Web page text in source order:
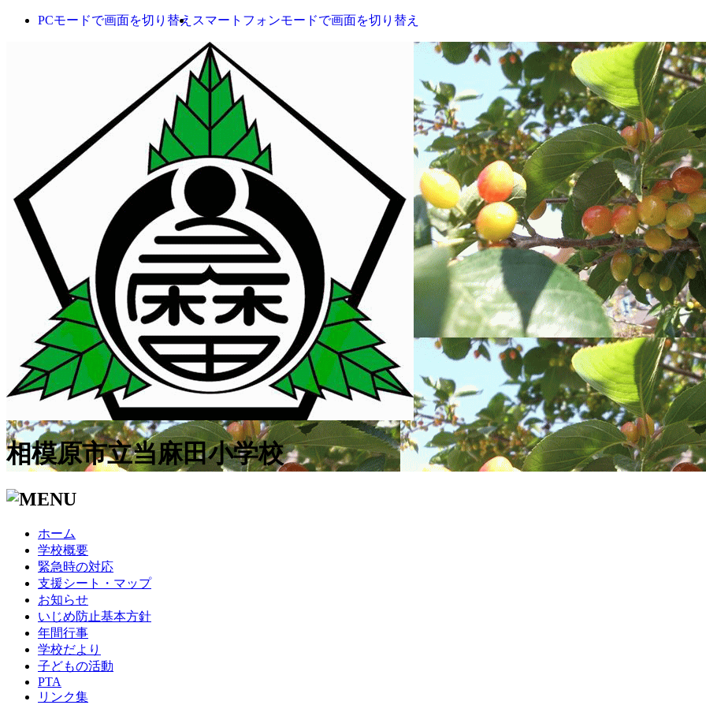
PCモードで画面を切り替え スマートフォンモードで画面を切り替え
相模原市立当麻田小学校
ホーム
学校概要
緊急時の対応
支援シート・マップ
お知らせ
いじめ防止基本方針
年間行事
学校だより
子どもの活動
PTA
リンク集